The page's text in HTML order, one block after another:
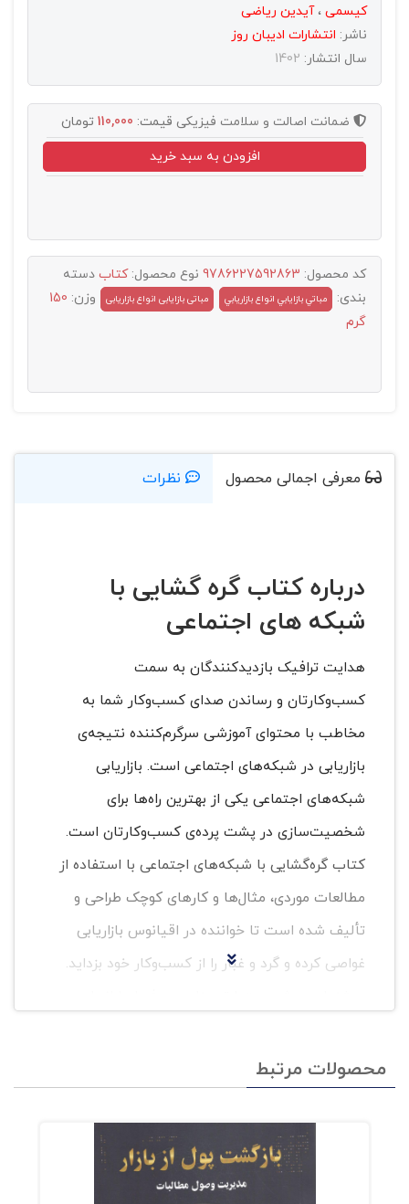
کیسمی ،آیدین ریاضی
ناشر: انتشارات اديبان روز
سال انتشار: 1402
ضمانت اصالت و سلامت فیزیکی قیمت: 110,000 تومان
افزودن به سبد خرید
کد محصول: 9786227592863 نوع محصول:کتاب دسته
بندی:
مباتي بازايابي انواع بازاريابي مباتی بازایابی انواع بازاریابی وزن: 150
گرم
معرفی اجمالی محصول نظرات
درباره کتاب گره گشایی با
شبکه های اجتماعی
هدایت ترافیک بازدیدکنندگان به سمت
کسب‌وکارتان و رساندن صدای کسب‌وکار شما به
مخاطب با محتوای آموزشی سرگرم‌کننده نتیجه‌ی
بازاریابی در شبکه‌های اجتماعی است. بازاریابی
شبکه‌های اجتماعی یکی از بهترین راه‌ها برای
شخصیت‌سازی در پشت پرده‌ی کسب‌وکارتان است.
کتاب گره‌گشایی با شبکه‌های اجتماعی با استفاده از
مطالعات موردی، مثال‌ها و کارهای کوچک طراحی و
تألیف شده است تا خواننده در اقیانوس بازاریابی
غواصی کرده و گرد و غبار را از کسب‌وکار خود بزداید.
هنگامی که کتاب را به پایان برسانید، برنامه‌
آماده کرده‌اید. اکنون با شماست که خود پیاده‌سازی
کنید یا آنرا برون‌سپاری کنید.
محصولات مرتبط